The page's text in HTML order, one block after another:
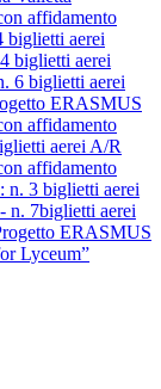
affidamento
biglietti aerei
biglietti aerei
6 biglietti aerei
ERASMUS
affidamento
aerei A/R
affidamento
n. 3 biglietti aerei
n. 7biglietti aerei
ERASMUS
Lyceum”